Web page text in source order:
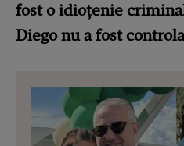
fost o idioțenie
Diego nu a fost